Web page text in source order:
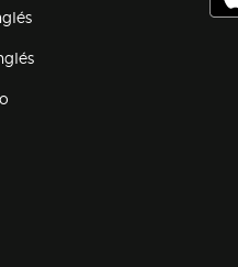
(abre en nueva ventana)
(abre en nueva ventana)